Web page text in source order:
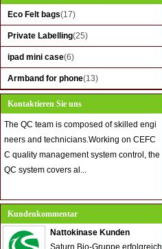
ipad mini case
Armband for phone
Eco Felt bags(17)
Private Labelling(25)
ipad mini case(6)
Armband for phone(13)
Kontaktieren Sie uns
The QC team is composed of skilled engi
neers and technicians.Working on CEFC
C quality management system control, the
QC system covers al...
Kundenkommentar
Nattokinase Kunden
Saturn Bio-Gruppe erfolgreich